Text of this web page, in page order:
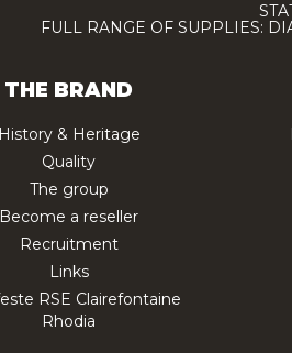
FULL RANGE OF SUPPLIES:
THE BRAND
History & Heritage
Quality
The group
Become a reseller
Recruitment
Links
RSE Clairefontaine
Rhodia